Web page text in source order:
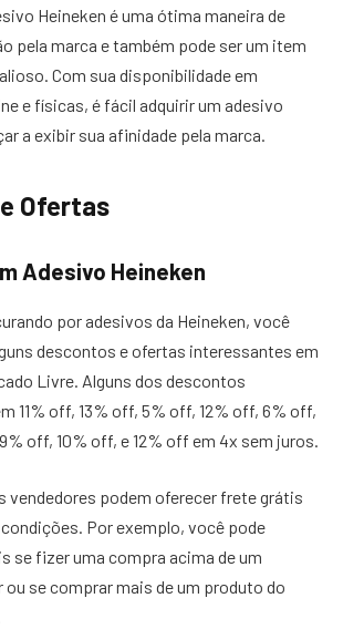
Heineken é uma ótima maneira de
pela marca e também pode ser um item
Com sua disponibilidade em
e físicas, é fácil adquirir um adesivo
a exibir sua afinidade pela marca.
Ofertas
Adesivo Heineken
por adesivos da Heineken, você
descontos e ofertas interessantes em
Livre. Alguns dos descontos
11% off, 13% off, 5% off, 12% off, 6% off,
off, 10% off, e 12% off em 4x sem juros.
vendedores podem oferecer frete grátis
Por exemplo, você pode
se fizer uma compra acima de um
se comprar mais de um produto do